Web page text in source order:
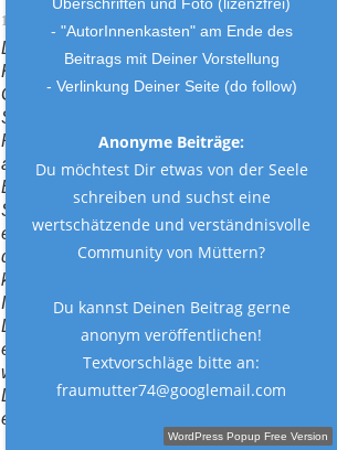
10. April 2014 at 7:10 p.m.
Liebe Nina, ihr macht das
Klasse. Was macht denn das
Glück des Menschen aus?
Sebastian liebt das Freie,
Pflanzen, kann sic gut
ausdrücken… das ist soooo viel.
Er kann auch mal die
Selbstständigkeit leben, wenn
er will. Da gibt es Menschen, die
die Buchführung machen
können; und Sebastian hat die
Ideen und das Handwerkliche.
Die Qual des Abis könnt ihm
ersparen und seine Stärken
weiter stärken. Das nenn ich
Liebe. Kerstin, Schulleiterin
einer Oberschule
Schreibe einen Gastbeitrag!
- "AutorInnenkasten" am Ende des
Beitrags mit Deiner Vorstellung
- Verlinkung Deiner Seite (do follow)
Anonyme Beiträge:
Du möchtest Dir etwas von der Seele
schreiben und suchst eine
wertschätzende und verständnisvolle
Community von Müttern?
Du kannst Deinen Beitrag gerne
anonym veröffentlichen!
Textvorschläge bitte an:
fraumutter74@googlemail.com
WordPress Popup Free Version